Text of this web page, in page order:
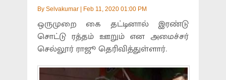
By Selvakumar Feb 11, 2020 01:00 PM
ஒருமுறை கை தட்டினால் இரண்டு
சொட்டு ரத்தம் ஊறும் என அமைச்சர்
செல்லூர் ராஜூ தெரிவித்துள்ளார்.